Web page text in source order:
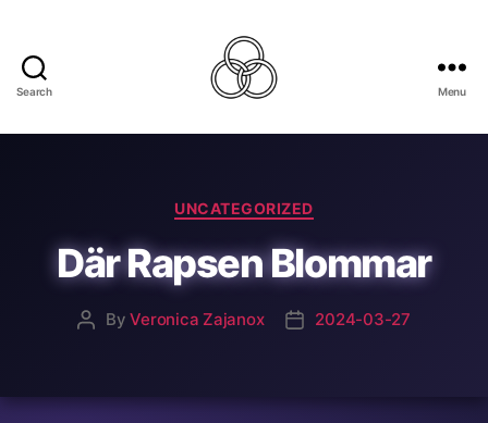
Search
For
Menu
Categories
UNCATEGORIZED
Där Rapsen Blommar
PostByVeronica Zajanox
Post2024-03-27